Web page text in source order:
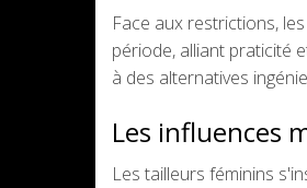
Face aux restrictions,
période, alliant praticité
à des alternatives
Les influences
Les tailleurs féminins